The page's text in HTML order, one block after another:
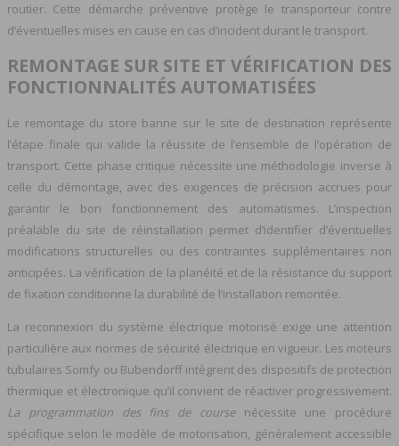
routier. Cette démarche préventive protège le transporteur contre
d’éventuelles mises en cause en cas d’incident durant le transport.
REMONTAGE SUR SITE ET VÉRIFICATION DES
FONCTIONNALITÉS AUTOMATISÉES
Le remontage du store banne sur le site de destination représente
l’étape finale qui valide la réussite de l’ensemble de l’opération de
transport. Cette phase critique nécessite une méthodologie inverse à
celle du démontage, avec des exigences de précision accrues pour
garantir le bon fonctionnement des automatismes. L’inspection
préalable du site de réinstallation permet d’identifier d’éventuelles
modifications structurelles ou des contraintes supplémentaires non
anticipées. La vérification de la planéité et de la résistance du support
de fixation conditionne la durabilité de l’installation remontée.
La reconnexion du système électrique motorisé exige une attention
particulière aux normes de sécurité électrique en vigueur. Les moteurs
tubulaires Somfy ou Bubendorff intègrent des dispositifs de protection
thermique et électronique qu’il convient de réactiver progressivement.
La programmation des fins de coursenécessite une procédure
spécifique selon le modèle de motorisation, généralement accessible